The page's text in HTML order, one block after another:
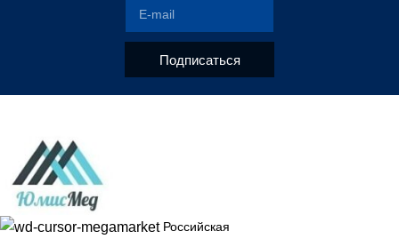
Подписаться
Российская